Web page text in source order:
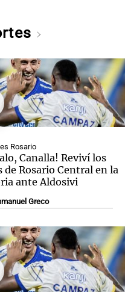
Rosario
Canalla! Reviví los
de Rosario Central en la
ante Aldosivi
Greco